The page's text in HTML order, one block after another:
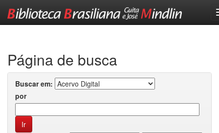
Página de busca
Buscar em:
por